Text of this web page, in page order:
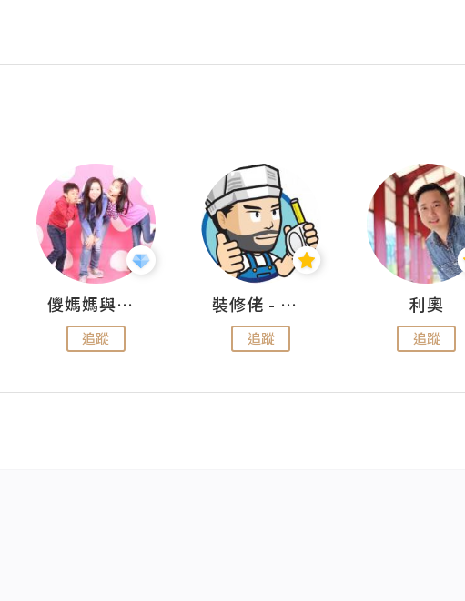
儍媽媽與兩隻小魔怪之家
追蹤
裝修佬 - 香港一站式網上裝修平台
追蹤
利奧
追蹤